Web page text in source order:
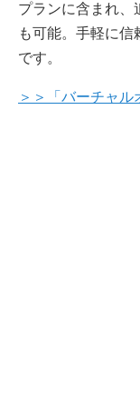
プランに含まれ、
も可能。手軽に信
です。
＞＞「バーチャ